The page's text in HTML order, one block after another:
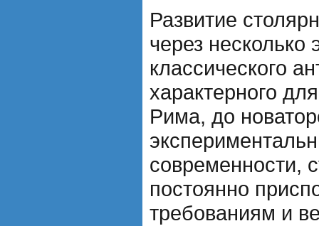
Развитие
через несколько
классического
характерного
Рима, до
современности,
постоянно
требованиям и